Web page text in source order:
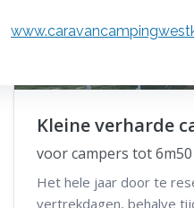
www.
Kleine verharde
voor campers tot 6m50
Het hele jaar door te
vertrekdagen, behalve